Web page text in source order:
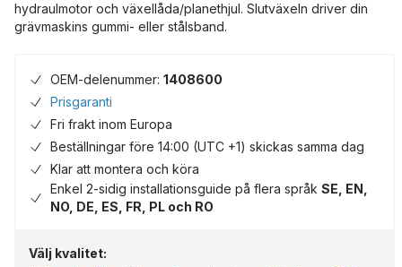
hydraulmotor och växellåda/planethjul. Slutväxeln driver din
grävmaskins gummi- eller stålsband.
OEM-delenummer: 1408600
Prisgaranti
Fri frakt inom Europa
Beställningar före 14:00 (UTC +1) skickas samma dag
Klar att montera och köra
Enkel 2-sidig installationsguide på flera språk SE, EN,
NO, DE, ES, FR, PL och RO
Välj kvalitet: